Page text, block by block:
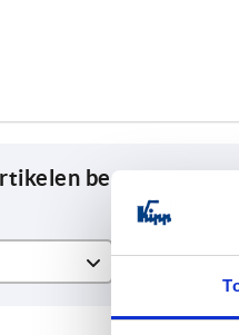
begrenzen